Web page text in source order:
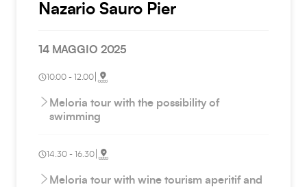
Nazario Sauro Pier
14 MAGGIO 2025
10.00 - 12.00
Meloria tour with the possibility of
swimming
14.30 - 16.30
Meloria tour with wine tourism aperitif and